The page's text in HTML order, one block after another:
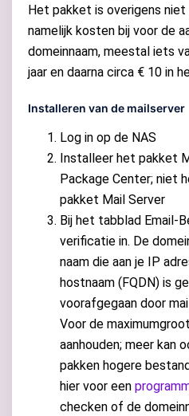
Het pakket is overigens
namelijk kosten bij voor de
domeinnaam, meestal iets
jaar en daarna circa € 10 in
Installeren van de mailserver
Log in op de NAS
Installeer het pakket
Package Center; niet
pakket Mail Server
Bij het tabblad Email-
verificatie in. De
naam die aan je IP
hostnaam (FQDN) is
voorafgegaan door
Voor de
aanhouden; meer kan
pakken hogere
hier voor een
checken of de